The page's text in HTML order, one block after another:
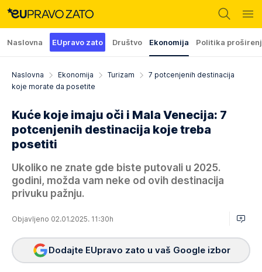
Naslovna EUpravo zato Društvo Ekonomija Politika
Naslovna Ekonomija Turizam
7 potcenjenih destinacija
koje morate da posetite
Kuće koje imaju oči i Mala Venecija: 7
potcenjenih destinacija koje treba
posetiti
Ukoliko ne znate gde biste putovali u 2025.
godini, možda vam neke od ovih destinacija
privuku pažnju.
Objavljeno 02.01.2025. 11:30h
Dodajte EUpravo zato u vaš Google izbor